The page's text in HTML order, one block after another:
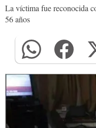
La víctima fue reconocida
56 años